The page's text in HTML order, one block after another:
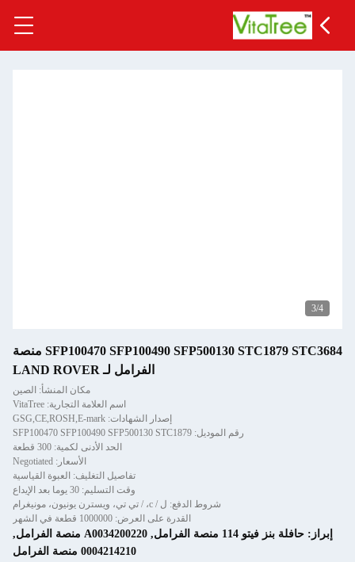
SFP100470 SFP100490 SFP500130 STC1879 STC3684 منصة
الفرامل لـ LAND ROVER
مكان المنشأ: الصين
اسم العلامة التجارية: VitaTree
إصدار الشهادات: GSG,CE,ROSH,E-mark
رقم الموديل: SFP100470 SFP100490 SFP500130 STC1879
الحد الأدنى لكمية: 300 قطعة
الأسعار: Negotiated
تفاصيل التغليف: العبوة القياسية
وقت التسليم: 30 يوما بعد الإيداع
شروط الدفع: ل / c، / تي تي، ويسترن يونيون، مونيغرام
القدرة على العرض: 1000000 قطعة في الشهر
إبراز:حافلة بنز فيتو 114 منصة الفرامل ,A0034200220 منصة الفرامل
,
0004214210 منصة الفرامل